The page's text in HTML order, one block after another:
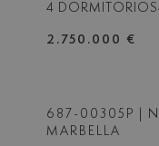
4 DORMITORIOS
2.750.000 €
687-00305P
|
MARBELLA